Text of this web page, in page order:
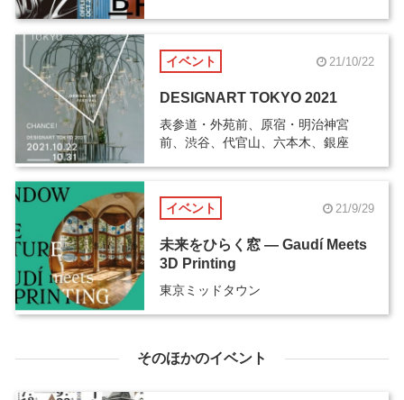
イベント 21/10/22
DESIGNART TOKYO 2021
表参道・外苑前、原宿・明治神宮
前、渋谷、代官山、六本木、銀座
イベント 21/9/29
未来をひらく窓 ― Gaudí Meets
3D Printing
東京ミッドタウン
そのほかのイベント